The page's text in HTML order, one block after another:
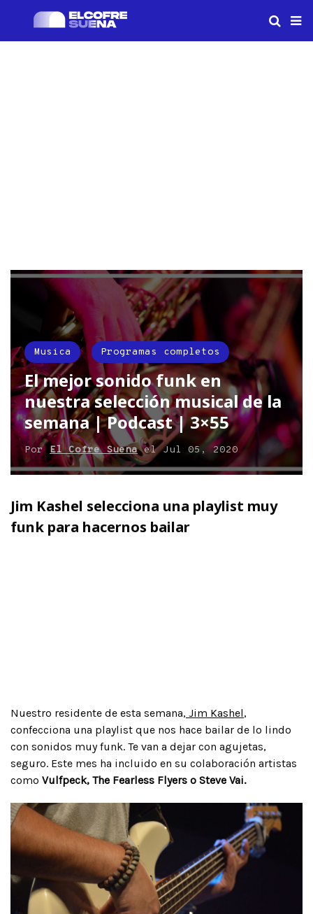
Musica Programas completos
El mejor sonido funk en
nuestra selección musical de la
semana | Podcast | 3×55
Por El Cofre SuenaelJul 05, 2020
Jim Kashel selecciona una playlist muy
funk para hacernos bailar
Nuestro residente de esta semana, Jim Kashel,
confecciona una playlist que nos hace bailar de lo lindo
con sonidos muy funk. Te van a dejar con agujetas,
seguro. Este mes ha incluido en su colaboración artistas
como Vulfpeck, The Fearless Flyers o Steve Vai.